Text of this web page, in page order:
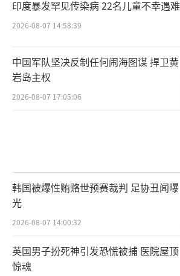
印度暴发罕见传染病 22名儿童不幸遇难
2026-08-07 14:58:39
中国军队坚决反制任何闹海图谋 捍卫黄
岩岛主权
2026-08-07 17:05:06
韩国被爆性贿赂世预赛裁判 足协丑闻曝
光
2026-08-07 14:00:32
英国男子扮死神引发恐慌被捕 医院屋顶
惊魂